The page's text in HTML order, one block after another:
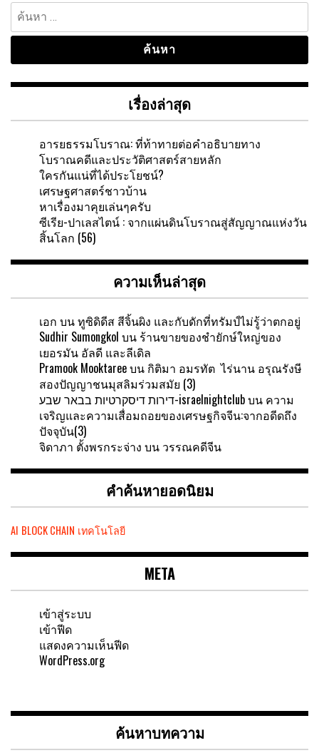
ค้นหา
สำหรับ:
เรื่องล่าสุด
อารยธรรมโบราณ: ที่ท้าทายต่อคำอธิบายทาง
โบราณคดีและประวัติศาสตร์สายหลัก
ใครกันแน่ที่ได้ประโยชน์?
เศรษฐศาสตร์ชาวบ้าน
หาเรื่องมาคุยเล่นๆครับ
ซีเรีย-ปาเลสไตน์ : จากแผ่นดินโบราณสู่สัญญาณแห่งวัน
สิ้นโลก (56)
ความเห็นล่าสุด
เอก บนทูซิดิดีส สีจิ้นผิง และกับดักที่ทรัมป์ไม่รู้ว่าตกอยู่
Sudhir Sumongkol บน ร้านขายของชำยักษ์ใหญ่ของ
เยอรมัน อัลดี และลีเดิล
Pramook Mooktareeบน กิติมา อมรทัต ไร่นาน อรุณรังษี
สองปัญญาชนมุสลิมร่วมสมัย (3)
דירות דיסקרטיות בבאר שבע-israelnightclubบน ความ
เจริญและความเสื่อมถอยของเศรษฐกิจจีน:จากอดีดถึง
ปัจจุบัน(3)
จิดาภา ตั้งพรกระจ่าง บน วรรณคดีจีน
คำค้นหายอดนิยม
AI BLOCK CHAIN เทคโนโลยี
META
เข้าสู่ระบบ
เข้าฟีด
แสดงความเห็นฟีด
WordPress.org
ค้นหาบทความ